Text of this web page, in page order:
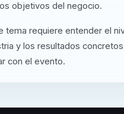
objetivos del negocio.
requiere entender el
y los resultados
con el evento.